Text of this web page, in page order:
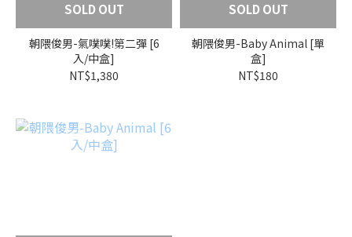
SOLD OUT
朝隈俊男-氣噗噗!第二彈 [6
入/中盒]
NT$1,380
SOLD OUT
朝隈俊男-Baby Animal [單
盒]
NT$180